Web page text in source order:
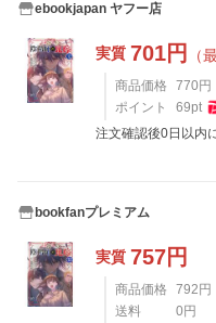
ebookjapan ヤフー店
実質 701円 （
商品価格 770 円
ポイント
69pt
注文確認後0日以内
bookfanプレミアム
実質 757円
商品価格 792 円
送料
0 円